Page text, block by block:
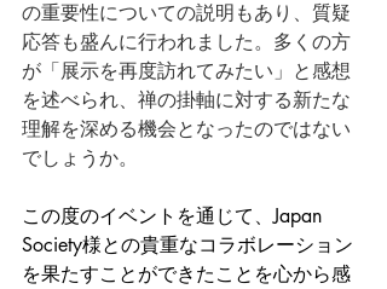
の重要性についての説明もあり、質疑
応答も盛んに行われました。多くの方
が「展示を再度訪れてみたい」と感想
を述べられ、禅の掛軸に対する新たな
理解を深める機会となったのではない
でしょうか。
この度のイベントを通じて、Japan
Society様との貴重なコラボレーション
を果たすことができたことを心から感